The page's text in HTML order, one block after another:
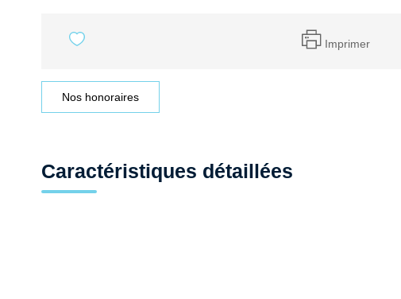
Imprimer
Nos honoraires
Caractéristiques détaillées